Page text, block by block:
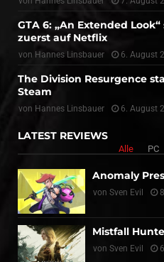
GTA 6: „An Extended
zuerst auf Netflix
von Hannes Linsbauer 6. August
The Division Resurgence
Steam
von Hannes Linsbauer 6. August
LATEST REVIEWS
Alle PC
Anomaly
von Sven Evil
Mistfall
von Sven Evil